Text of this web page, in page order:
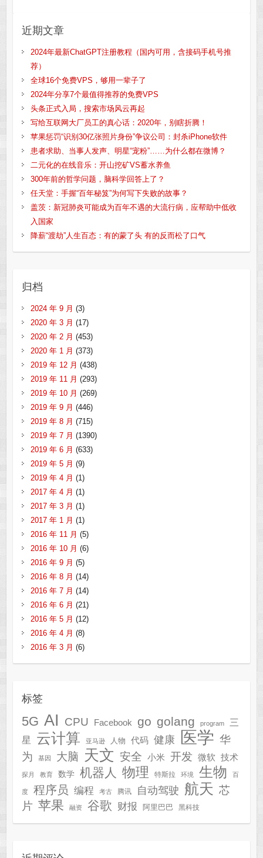
近期文章
2024年最新ChatGPT注册教程（国内可用，含接码手机号推
荐）
全球16个免费VPS，够用一辈子了
2024年分享7个最值得推荐的免费VPS
头条正式入局，搜索市场风云再起
写给互联网大厂员工的真心话：2020年，别瞎折腾！
苹果惩罚“识别30亿张照片身份”争议公司：封杀iPhone软件
患者求助、当事人发声、明星“宠粉”……为什么都在微博？
二元化的在线音乐：开山挖矿VS蓄水养鱼
300年前的哲学问题，脑科学回答上了？
任天堂：手握“百年秘笈”为何写下失败的故事？
盖茨：新冠肺炎可能成为百年不遇的大流行病，应帮助中低收
入国家
降薪“渡劫”人生百态：有的蒙了头 有的反而松了口气
归档
2024 年 9 月 (3)
2020 年 3 月 (17)
2020 年 2 月 (453)
2020 年 1 月 (373)
2019 年 12 月 (438)
2019 年 11 月 (293)
2019 年 10 月 (269)
2019 年 9 月 (446)
2019 年 8 月 (715)
2019 年 7 月 (1390)
2019 年 6 月 (633)
2019 年 5 月 (9)
2019 年 4 月 (1)
2017 年 4 月 (1)
2017 年 3 月 (1)
2017 年 1 月 (1)
2016 年 11 月 (5)
2016 年 10 月 (6)
2016 年 9 月 (5)
2016 年 8 月 (14)
2016 年 7 月 (14)
2016 年 6 月 (21)
2016 年 5 月 (12)
2016 年 4 月 (8)
2016 年 3 月 (6)
标签
5G AI CPU Facebook go golang program
三
星
云计算 亚马逊 人物 代码 健康 医学 华
为
基因 大脑 天文 安全 小米 开发 微软 技术
探月 教育 数学 机器人 物理 特斯拉 环境 生物 百
度 程序员 编程 考古 腾讯 自动驾驶 航天 芯
片 苹果 融资 谷歌 财报 阿里巴巴 黑科技